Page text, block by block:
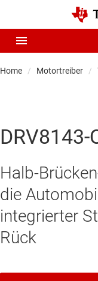
Home Motortreiber
DRV8143-
Halb-
die
integrierter
Rück